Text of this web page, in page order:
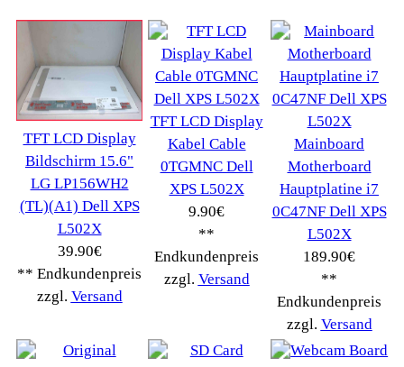
(2543)
Handy Telefon(1053)
Modellbau(593)
Monitore->
Fahrrad(76)
Wir akzeptieren
Informationen
Liefer- & Versandkosten
Datenschutzerklärung
Kontakt
Impressum